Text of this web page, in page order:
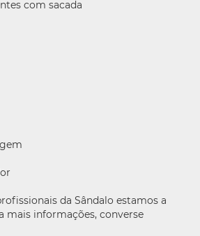
com sacada
da Sândalo estamos a
mais informações, converse